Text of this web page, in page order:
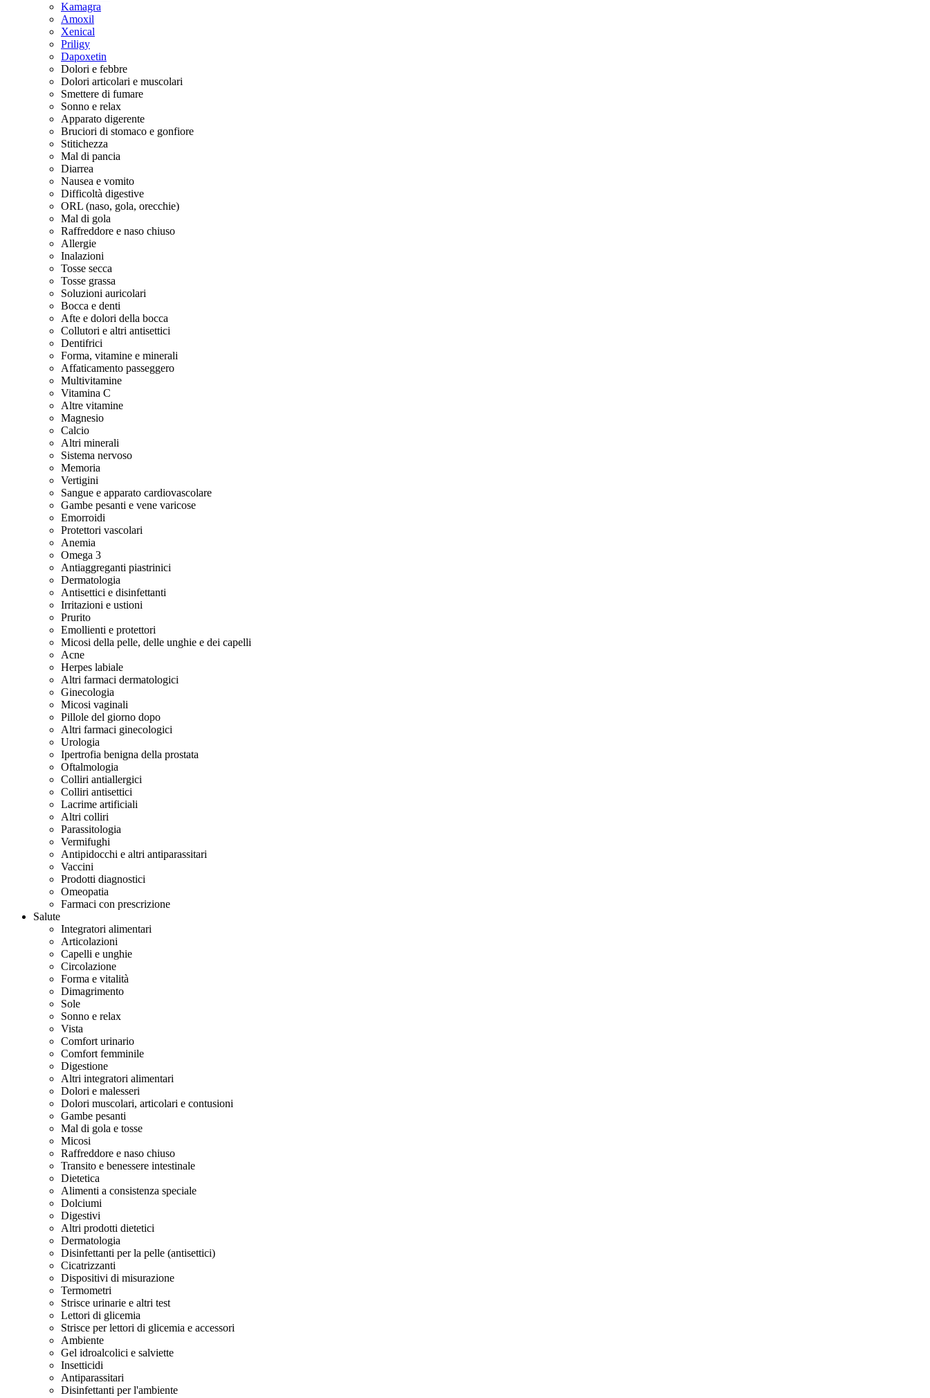
Kamagra
Amoxil
Xenical
Priligy
Dapoxetin
Dolori e febbre
Dolori articolari e muscolari
Smettere di fumare
Sonno e relax
Apparato digerente
Bruciori di stomaco e gonfiore
Stitichezza
Mal di pancia
Diarrea
Nausea e vomito
Difficoltà digestive
ORL (naso, gola, orecchie)
Mal di gola
Raffreddore e naso chiuso
Allergie
Inalazioni
Tosse secca
Tosse grassa
Soluzioni auricolari
Bocca e denti
Afte e dolori della bocca
Collutori e altri antisettici
Dentifrici
Forma, vitamine e minerali
Affaticamento passeggero
Multivitamine
Vitamina C
Altre vitamine
Magnesio
Calcio
Altri minerali
Sistema nervoso
Memoria
Vertigini
Sangue e apparato cardiovascolare
Gambe pesanti e vene varicose
Emorroidi
Protettori vascolari
Anemia
Omega 3
Antiaggreganti piastrinici
Dermatologia
Antisettici e disinfettanti
Irritazioni e ustioni
Prurito
Emollienti e protettori
Micosi della pelle, delle unghie e dei capelli
Acne
Herpes labiale
Altri farmaci dermatologici
Ginecologia
Micosi vaginali
Pillole del giorno dopo
Altri farmaci ginecologici
Urologia
Ipertrofia benigna della prostata
Oftalmologia
Colliri antiallergici
Colliri antisettici
Lacrime artificiali
Altri colliri
Parassitologia
Vermifughi
Antipidocchi e altri antiparassitari
Vaccini
Prodotti diagnostici
Omeopatia
Farmaci con prescrizione
Salute
Integratori alimentari
Articolazioni
Capelli e unghie
Circolazione
Forma e vitalità
Dimagrimento
Sole
Sonno e relax
Vista
Comfort urinario
Comfort femminile
Digestione
Altri integratori alimentari
Dolori e malesseri
Dolori muscolari, articolari e contusioni
Gambe pesanti
Mal di gola e tosse
Micosi
Raffreddore e naso chiuso
Transito e benessere intestinale
Dietetica
Alimenti a consistenza speciale
Dolciumi
Digestivi
Altri prodotti dietetici
Dermatologia
Disinfettanti per la pelle (antisettici)
Cicatrizzanti
Dispositivi di misurazione
Termometri
Strisce urinarie e altri test
Lettori di glicemia
Strisce per lettori di glicemia e accessori
Ambiente
Gel idroalcolici e salviette
Insetticidi
Antiparassitari
Disinfettanti per l'ambiente